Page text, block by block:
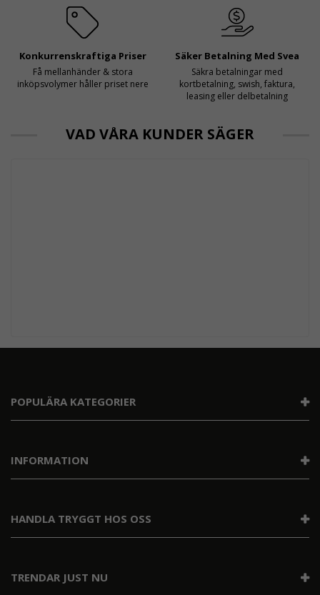
Konkurrenskraftiga Priser
Få mellanhänder & stora
inköpsvolymer håller priset nere
Säker Betalning Med Svea
Säkra betalningar med
kortbetalning, swish, faktura,
leasing eller delbetalning
VAD VÅRA KUNDER SÄGER
POPULÄRA KATEGORIER
INFORMATION
TRENDAR JUST NU
HANDLA TRYGGT HOS OSS